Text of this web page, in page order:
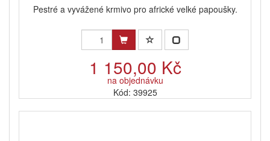
Pestré a vyvážené krmivo pro africké velké papoušky.
1 150,00 Kč
na objednávku
Kód: 39925